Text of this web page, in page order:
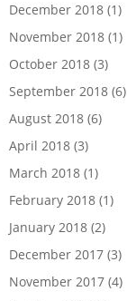
December 2018 (1)
November 2018 (1)
October 2018 (3)
September 2018 (6)
August 2018 (6)
April 2018 (3)
March 2018 (1)
February 2018 (1)
January 2018 (2)
December 2017 (3)
November 2017 (4)